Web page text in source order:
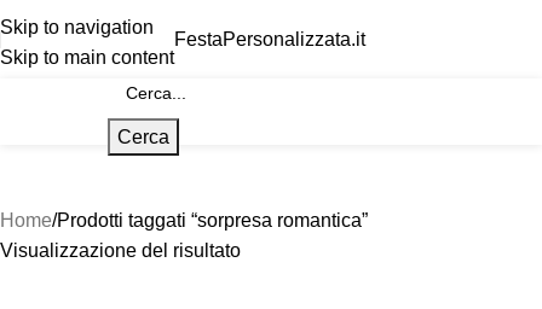
Skip to navigation
Skip to main content
FestaPersonalizzata.it
Cerca
Home Prodotti taggati “sorpresa romantica”
Visualizzazione del risultato